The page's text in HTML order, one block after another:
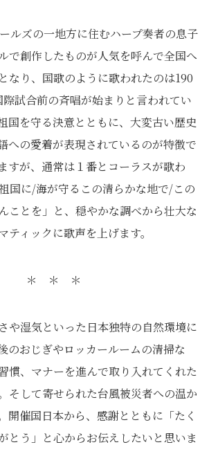
ルズの一地方に住むハープ奏者の息子
で創作したものが人気を呼んで全国へ
なり、国歌のように歌われたのは190
試合前の斉唱が始まりと言われてい
国を守る決意とともに、大変古い歴史
への愛着が表現されているのが特徴で
すが、通常は１番とコーラスが歌わ
国に/海が守るこの清らかな地で/この
ことを」と、穏やかな調べから壮大な
ティックに歌声を上げます。
＊ ＊ ＊
や湿気といった日本独特の自然環境に
のおじぎやロッカールームの清掃な
慣、マナーを進んで取り入れてくれた
そして寄せられた台風被災者への温か
開催国日本から、感謝とともに「たく
とう」と心からお伝えしたいと思いま